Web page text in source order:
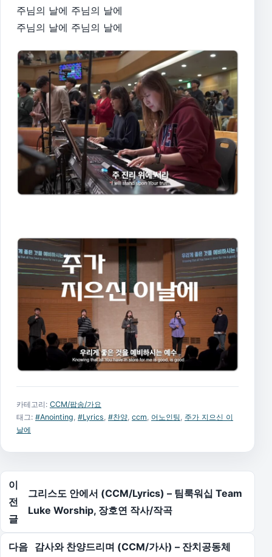
주님의 날에 주님의 날에
주님의 날에 주님의 날에
카테고리: CCM/팝송/가요
태그: #Anointing, #Lyrics, #찬양, ccm, 어노인팅, 주가 지으신 이
날에
글 탐색
이
전
글
그리스도 안에서 (CCM/Lyrics) – 팀룩워십 Team
Luke Worship, 장호연 작사/작곡
다음 감사와 찬양드리며 (CCM/가사) – 잔치공동체